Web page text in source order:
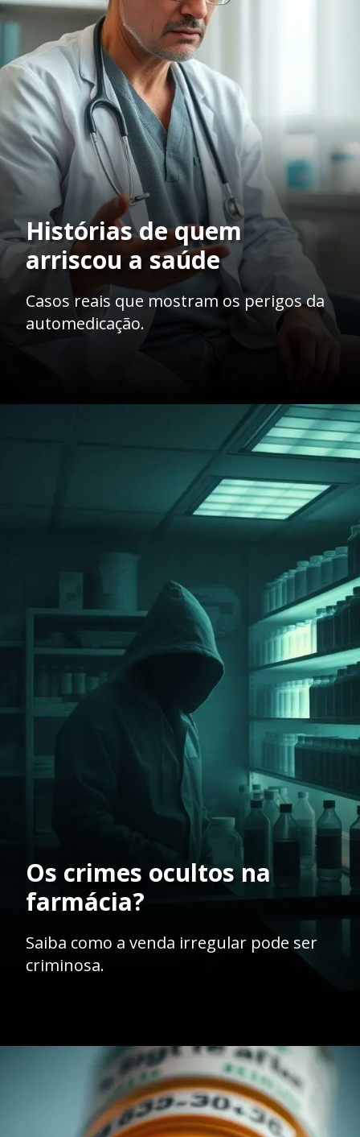
Histórias de quem
arriscou a saúde
Casos reais que mostram os perigos da
automedicação.
https://ademilsoncs.adv.br/venda-de-remedios-sem-receita-conveniencia-ou-perigo-analise-juridica-e-possiveis-crimes/
Os crimes ocultos na
farmácia?
Saiba como a venda irregular pode ser
criminosa.